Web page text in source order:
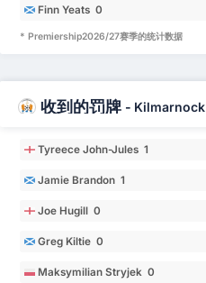
Finn Yeats 0
* Premiership2026/27赛季的统计数据
收到的罚牌 - Kilmarnock
Tyreece John-Jules 1
Jamie Brandon 1
Joe Hugill 0
Greg Kiltie 0
Maksymilian Stryjek 0